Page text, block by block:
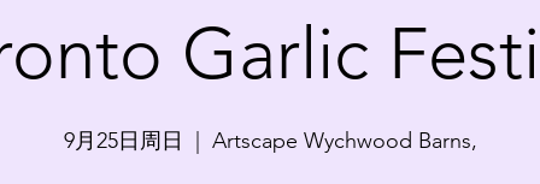
Garlic
9月25日周日 Artscape Wychwood Barns,